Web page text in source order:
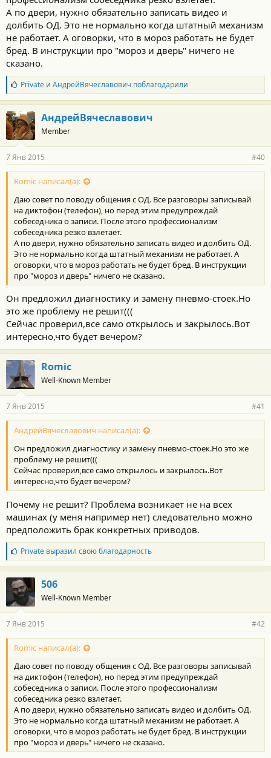
А по двери, нужно обязательно записать видео и
долбить ОД. Это не нормально когда штатный механизм
не работает. А оговорки, что в мороз работать не будет
бред. В инструкции про "мороз и дверь" ничего не
сказано.
Б
л
а
г
о
д
а
н
о
с
и
:
Privateи АндрейВячеславовичпоблагодарили
АндрейВячеславович
Member
7 Янв 2015 #40
Romic написал(а):
Даю совет по поводу общения с ОД. Все разговоры записывай
на диктофон (телефон), но перед этим предупреждай
собеседника о записи. После этого профессионализм
собеседника резко взлетает.
А по двери, нужно обязательно записать видео и долбить ОД.
Это не нормально когда штатный механизм не работает. А
оговорки, что в мороз работать не будет бред. В инструкции
про "мороз и дверь" ничего не сказано.
Он предложил диагностику и замену пневмо-стоек.Но
это же проблему не решит(((
Сейчас проверил,все само открылось и закрылось.Вот
интересно,что будет вечером?
Romic
Well-Known Member
7 Янв 2015 #41
АндрейВячеславович написал(а):
Он предложил диагностику и замену пневмо-стоек.Но это же
проблему не решит(((
Сейчас проверил,все само открылось и закрылось.Вот
интересно,что будет вечером?
Почему не решит? Проблема возникает не на всех
машинах (у меня например нет) следовательно можно
предположить брак конкретных приводов.
Б
л
а
г
о
д
а
н
о
с
и
:
Privateвыразил свою благодарность
506
Well-Known Member
7 Янв 2015 #42
Romic написал(а):
Даю совет по поводу общения с ОД. Все разговоры записывай
на диктофон (телефон), но перед этим предупреждай
собеседника о записи. После этого профессионализм
собеседника резко взлетает.
А по двери, нужно обязательно записать видео и долбить ОД.
Это не нормально когда штатный механизм не работает. А
оговорки, что в мороз работать не будет бред. В инструкции
про "мороз и дверь" ничего не сказано.